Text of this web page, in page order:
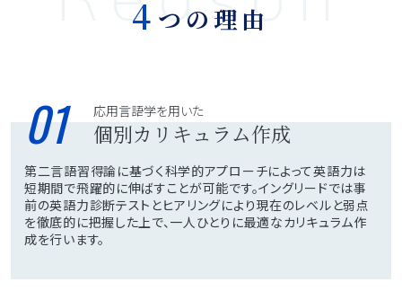
4 つの理由
01 応用言語学を用いた
個別カリキュラム作成
第二言語習得論に基づく科学的アプローチによって英語力は
短期間で飛躍的に伸ばすことが可能です。イングリードでは事
前の英語力診断テストとヒアリングにより現在のレベルと弱点
を徹底的に把握した上で、一人ひとりに最適なカリキュラム作
成を行います。